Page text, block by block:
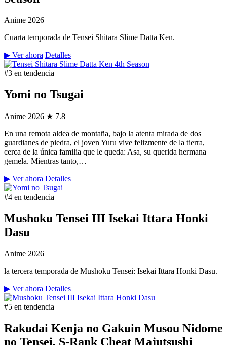
Anime 2026
Cuarta temporada de Tensei Shitara Slime Datta Ken.
▶ Ver ahora Detalles
#3 en tendencia
Yomi no Tsugai
Anime 2026 ★ 7.8
En una remota aldea de montaña, bajo la atenta mirada de dos
guardianes de piedra, el joven Yuru vive felizmente de la tierra,
cerca de la única familia que le queda: Asa, su querida hermana
gemela. Mientras tanto,…
▶ Ver ahora Detalles
#4 en tendencia
Mushoku Tensei III Isekai Ittara Honki
Dasu
Anime 2026
la tercera temporada de Mushoku Tensei: Isekai Ittara Honki Dasu.
▶ Ver ahora Detalles
#5 en tendencia
Rakudai Kenja no Gakuin Musou Nidome
no Tensei, S-Rank Cheat Majutsushi